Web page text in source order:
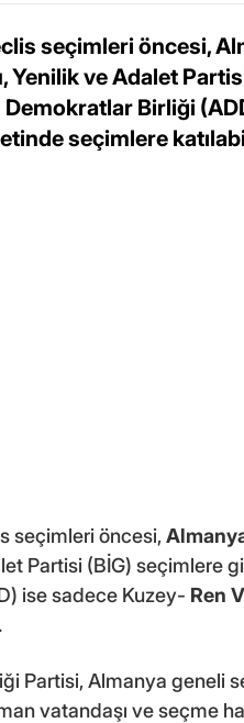
seçimleri öncesi,
ve Adalet
Demokratlar Birliği
seçimlere
seçimleri öncesi,
Partisi (BİG) seçimlere
ise sadece Kuzey- Ren
Partisi, Almanya geneli
vatandaşı ve seçme